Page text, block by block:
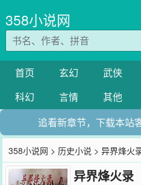
358小说网
首页 玄幻 武侠
科幻
言情 其他
追看新章节，下载本站
358小说网 > 历史小说 > 异界烽火
异界烽火录